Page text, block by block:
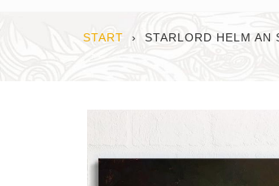
START › STARLORD HELM